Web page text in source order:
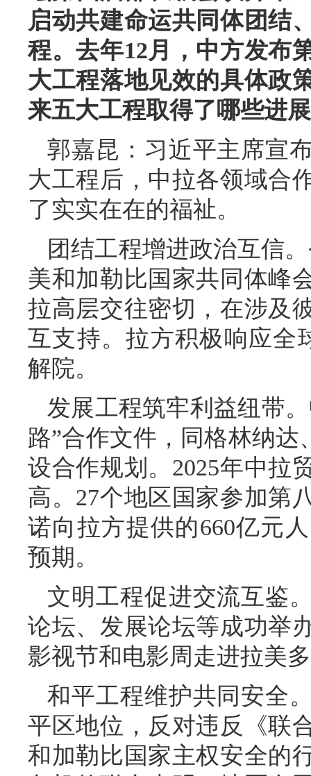
启动共建命运共同体团结
程。去年12月，中方发布
大工程落地见效的具体政
来五大工程取得了哪些进
郭嘉昆：习近平主席宣
大工程后，中拉各领域合
了实实在在的福祉。
团结工程增进政治互信
美和加勒比国家共同体峰
拉高层交往密切，在涉及
互支持。拉方积极响应全
解院。
发展工程筑牢利益纽带
路”合作文件，同格林纳达
设合作规划。2025年中拉
高。27个地区国家参加第
诺向拉方提供的660亿元
预期。
文明工程促进交流互鉴
论坛、发展论坛等成功举
影视节和电影周走进拉美
和平工程维护共同安全
平区地位，反对违反《联
和加勒比国家主权安全的